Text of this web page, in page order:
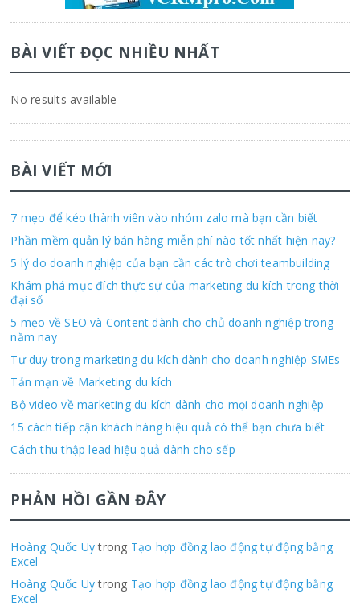
BÀI VIẾT ĐỌC NHIỀU NHẤT
No results available
BÀI VIẾT MỚI
7 mẹo để kéo thành viên vào nhóm zalo mà bạn cần biết
Phần mềm quản lý bán hàng miễn phí nào tốt nhất hiện nay?
5 lý do doanh nghiệp của bạn cần các trò chơi teambuilding
Khám phá mục đích thực sự của marketing du kích trong thời
đại số
5 mẹo về SEO và Content dành cho chủ doanh nghiệp trong
năm nay
Tư duy trong marketing du kích dành cho doanh nghiệp SMEs
Tản mạn về Marketing du kích
Bộ video về marketing du kích dành cho mọi doanh nghiệp
15 cách tiếp cận khách hàng hiệu quả có thể bạn chưa biết
Cách thu thập lead hiệu quả dành cho sếp
PHẢN HỒI GẦN ĐÂY
Hoàng Quốc Uytrong Tạo hợp đồng lao động tự động bằng
Excel
Hoàng Quốc Uytrong Tạo hợp đồng lao động tự động bằng
Excel